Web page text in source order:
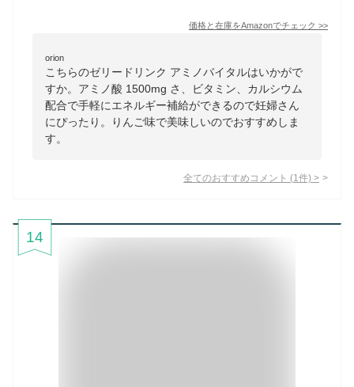
価格と在庫をAmazonでチェック >>
orion
こちらのゼリードリンク アミノバイタルはいかがで
すか。アミノ酸 1500mg さ、ビタミン、カルシウム
配合で手軽にエネルギー補給ができるので妊婦さん
にぴったり。りんご味で美味しいのでおすすめしま
す。
全てのおすすめコメント (1 件) >
14